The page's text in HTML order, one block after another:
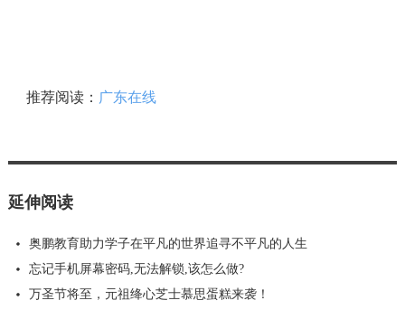
推荐阅读： 广东在线
延伸阅读
奥鹏教育助力学子在平凡的世界追寻不平凡的人生
忘记手机屏幕密码,无法解锁,该怎么做?
万圣节将至，元祖绛心芝士慕思蛋糕来袭！